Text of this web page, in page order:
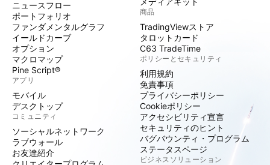
ニュースフロー
ポートフォリオ
ファンダメンタルグラフ
イールドカーブ
オプション
マクロマップ
Pine Script®
アプリ
モバイル
デスクトップ
コミュニティ
ソーシャルネットワーク
ラブウォール
お友達紹介
商品
TradingViewストア
タロットカード
C63 TradeTime
ポリシーとセキュリティ
利用規約
免責事項
プライバシーポリシー
Cookieポリシー
アクセシビリティ宣言
セキュリティのヒント
バグバウンティ・プログラム
ステータスページ
ビジネスソリューション